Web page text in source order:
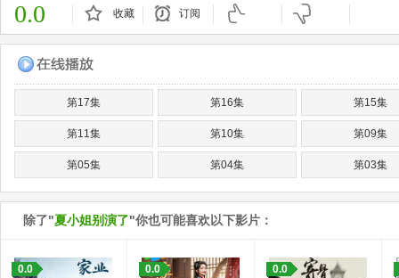
0.0 收藏 订阅
第17集 第16集 第15集
第11集 第10集 第09集
第05集 第04集 第03集
除了"夏小姐别演了"你也可能喜欢以下影片：
0.0 0.0 0.0